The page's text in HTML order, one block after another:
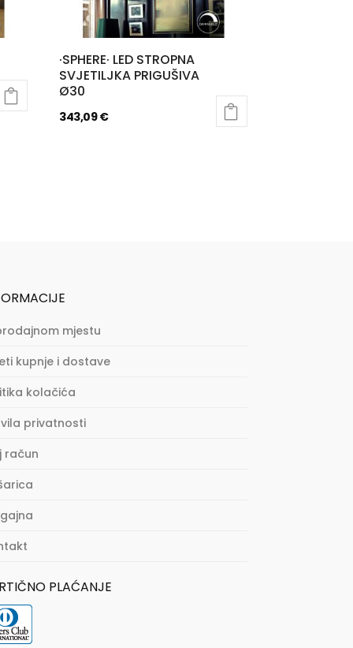
·SPHERE· LED STROPNA
SVJETILJKA PRIGUŠIVA
Ø30
343,09€
mjestu
kupnje i dostave
kolačića
privatnosti
račun
PLAĆANJE